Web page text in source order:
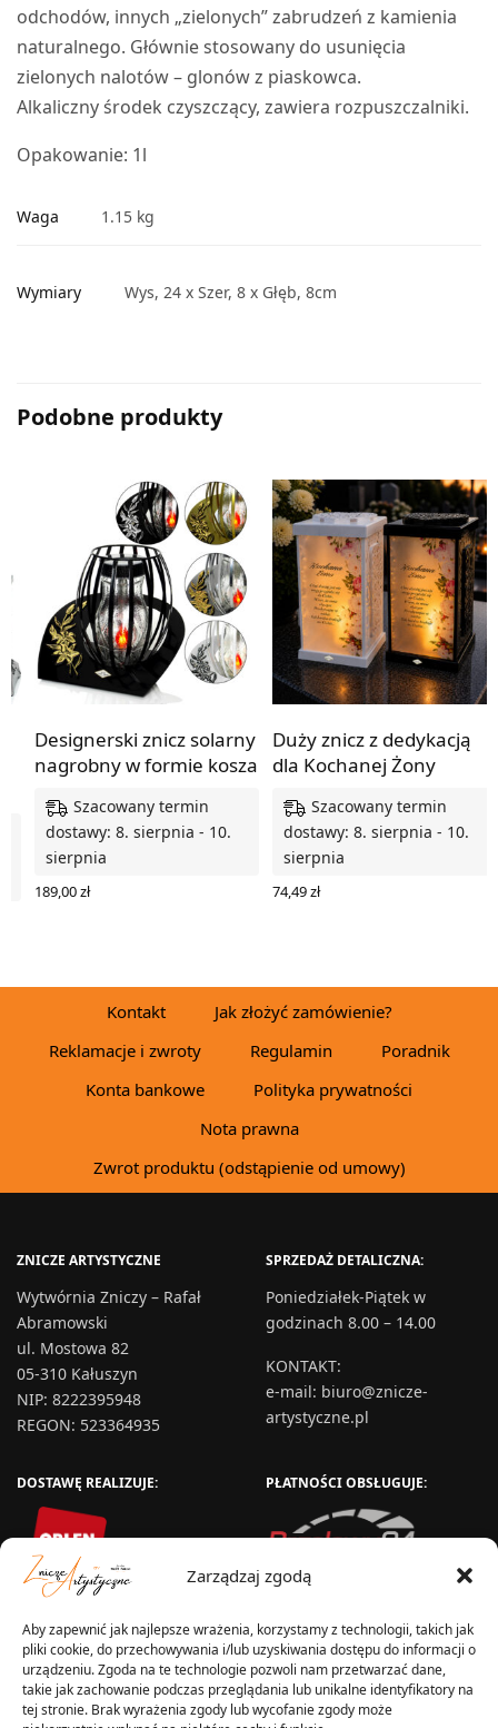
Zarządzaj zgodą
Aby zapewnić jak najlepsze wrażenia, korzystamy z technologii, takich jak
pliki cookie, do przechowywania i/lub uzyskiwania dostępu do informacji o
urządzeniu. Zgoda na te technologie pozwoli nam przetwarzać dane,
takie jak zachowanie podczas przeglądania lub unikalne identyfikatory na
tej stronie. Brak wyrażenia zgody lub wycofanie zgody może
odchodów, innych „zielonych” zabrudzeń z kamienia
naturalnego. Głównie stosowany do usunięcia
zielonych nalotów – glonów z piaskowca.
Alkaliczny środek czyszczący, zawiera rozpuszczalniki.
Opakowanie: 1l
Waga 1.15 kg
Wymiary Wys, 24 x Szer, 8 x Głęb, 8cm
Podobne produkty
Designerski znicz solarny
nagrobny w formie kosza
Szacowany termin
dostawy: 8. sierpnia - 10.
sierpnia
189,00zł
Duży znicz z dedykacją
dla Kochanej Żony
Szacowany termin
dostawy: 8. sierpnia - 10.
sierpnia
74,49zł
Kontakt
Jak złożyć zamówienie?
Reklamacje i zwroty
Regulamin
Poradnik
Konta bankowe
Polityka prywatności
Nota prawna
Zwrot produktu (odstąpienie od umowy)
ZNICZE ARTYSTYCZNE
Wytwórnia Zniczy – Rafał
Abramowski
ul. Mostowa 82
05-310 Kałuszyn
NIP: 8222395948
REGON: 523364935
SPRZEDAŻ DETALICZNA:
Poniedziałek-Piątek w
godzinach 8.00 – 14.00
KONTAKT:
e-mail: biuro@znicze-
artystyczne.pl
DOSTAWĘ REALIZUJE: PŁATNOŚCI OBSŁUGUJE: